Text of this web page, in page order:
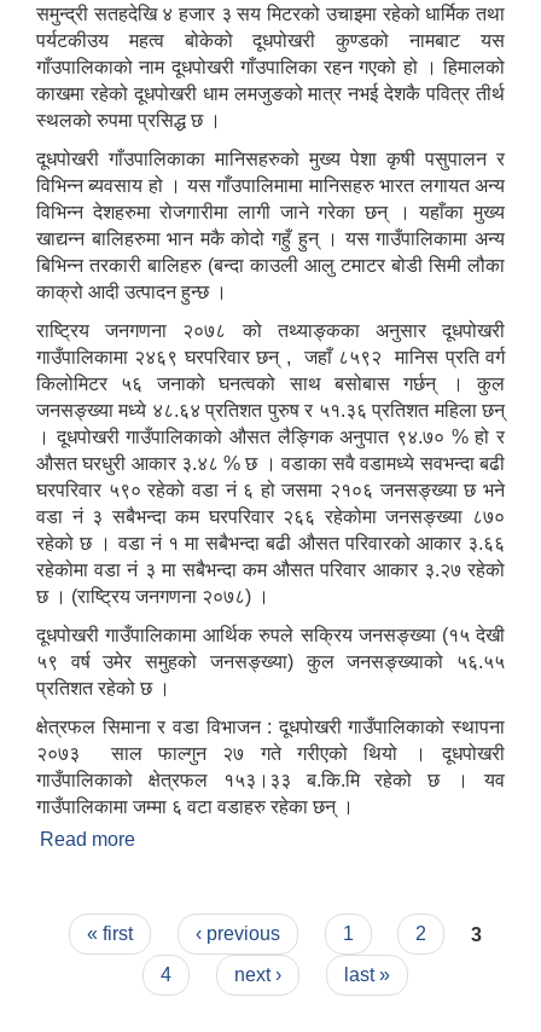
समुन्द्री सतहदेखि ४ हजार ३ सय मिटरको उचाइमा रहेको धार्मिक तथा
पर्यटकीउय महत्व बोकेको दूधपोखरी कुण्डको नामबाट यस
गाँउपालिकाको नाम दूधपोखरी गाँउपालिका रहन गएको हो । हिमालको
काखमा रहेको दूधपोखरी धाम लमजुङको मात्र नभई देशकै पवित्र तीर्थ
स्थलको रुपमा प्रसिद्ध छ ।
दूधपोखरी गाँउपालिकाका मानिसहरुको मुख्य पेशा कृषी पसुपालन र
विभिन्न ब्यवसाय हो । यस गाँउपालिमामा मानिसहरु भारत लगायत अन्य
विभिन्न देशहरुमा रोजगारीमा लागी जाने गरेका छन् । यहाँका मुख्य
खाद्यन्न बालिहरुमा भान मकै कोदो गहुँ हुन् । यस गाउँपालिकामा अन्य
बिभिन्न तरकारी बालिहरु (बन्दा काउली आलु टमाटर बोडी सिमी लौका
काक्रो आदी उत्पादन हुन्छ ।
राष्ट्रिय जनगणना २०७८ को तथ्याङ्कका अनुसार दूधपोखरी
गाउँपालिकामा २४६९ घरपरिवार छन् , जहाँ ८५९२ मानिस प्रति वर्ग
किलोमिटर ५६ जनाको घनत्वको साथ बसोबास गर्छन् । कुल
जनसङ्ख्या मध्ये ४८.६४ प्रतिशत पुरुष र ५१.३६ प्रतिशत महिला छन्
। दूधपोखरी गाउँपालिकाको औसत लैङ्गिक अनुपात ९४.७० % हो र
औसत घरधुरी आकार ३.४८ % छ । वडाका सवै वडामध्ये सवभन्दा बढी
घरपरिवार ५९० रहेको वडा नं ६ हो जसमा २१०६ जनसङ्ख्या छ भने
वडा नं ३ सबैभन्दा कम घरपरिवार २६६ रहेकोमा जनसङ्ख्या ८७०
रहेको छ । वडा नं १ मा सबैभन्दा बढी औसत परिवारको आकार ३.६६
रहेकोमा वडा नं ३ मा सबैभन्दा कम औसत परिवार आकार ३.२७ रहेको
छ । (राष्ट्रिय जनगणना २०७८) ।
दूधपोखरी गाउँपालिकामा आर्थिक रुपले सक्रिय जनसङ्ख्या (१५ देखी
५९ वर्ष उमेर समुहको जनसङ्ख्या) कुल जनसङ्ख्याको ५६.५५
प्रतिशत रहेको छ ।
क्षेत्रफल सिमाना र वडा विभाजन : दूधपोखरी गाउँपालिकाको स्थापना
२०७३ साल फाल्गुन २७ गते गरीएको थियो । दूधपोखरी
गाउँपालिकाको क्षेत्रफल १५३।३३ ब.कि.मि रहेको छ । यव
गाउँपालिकामा जम्मा ६ वटा वडाहरु रहेका छन् ।
Read more
Pages
« first ‹ previous 1 2
3
4
next › last »